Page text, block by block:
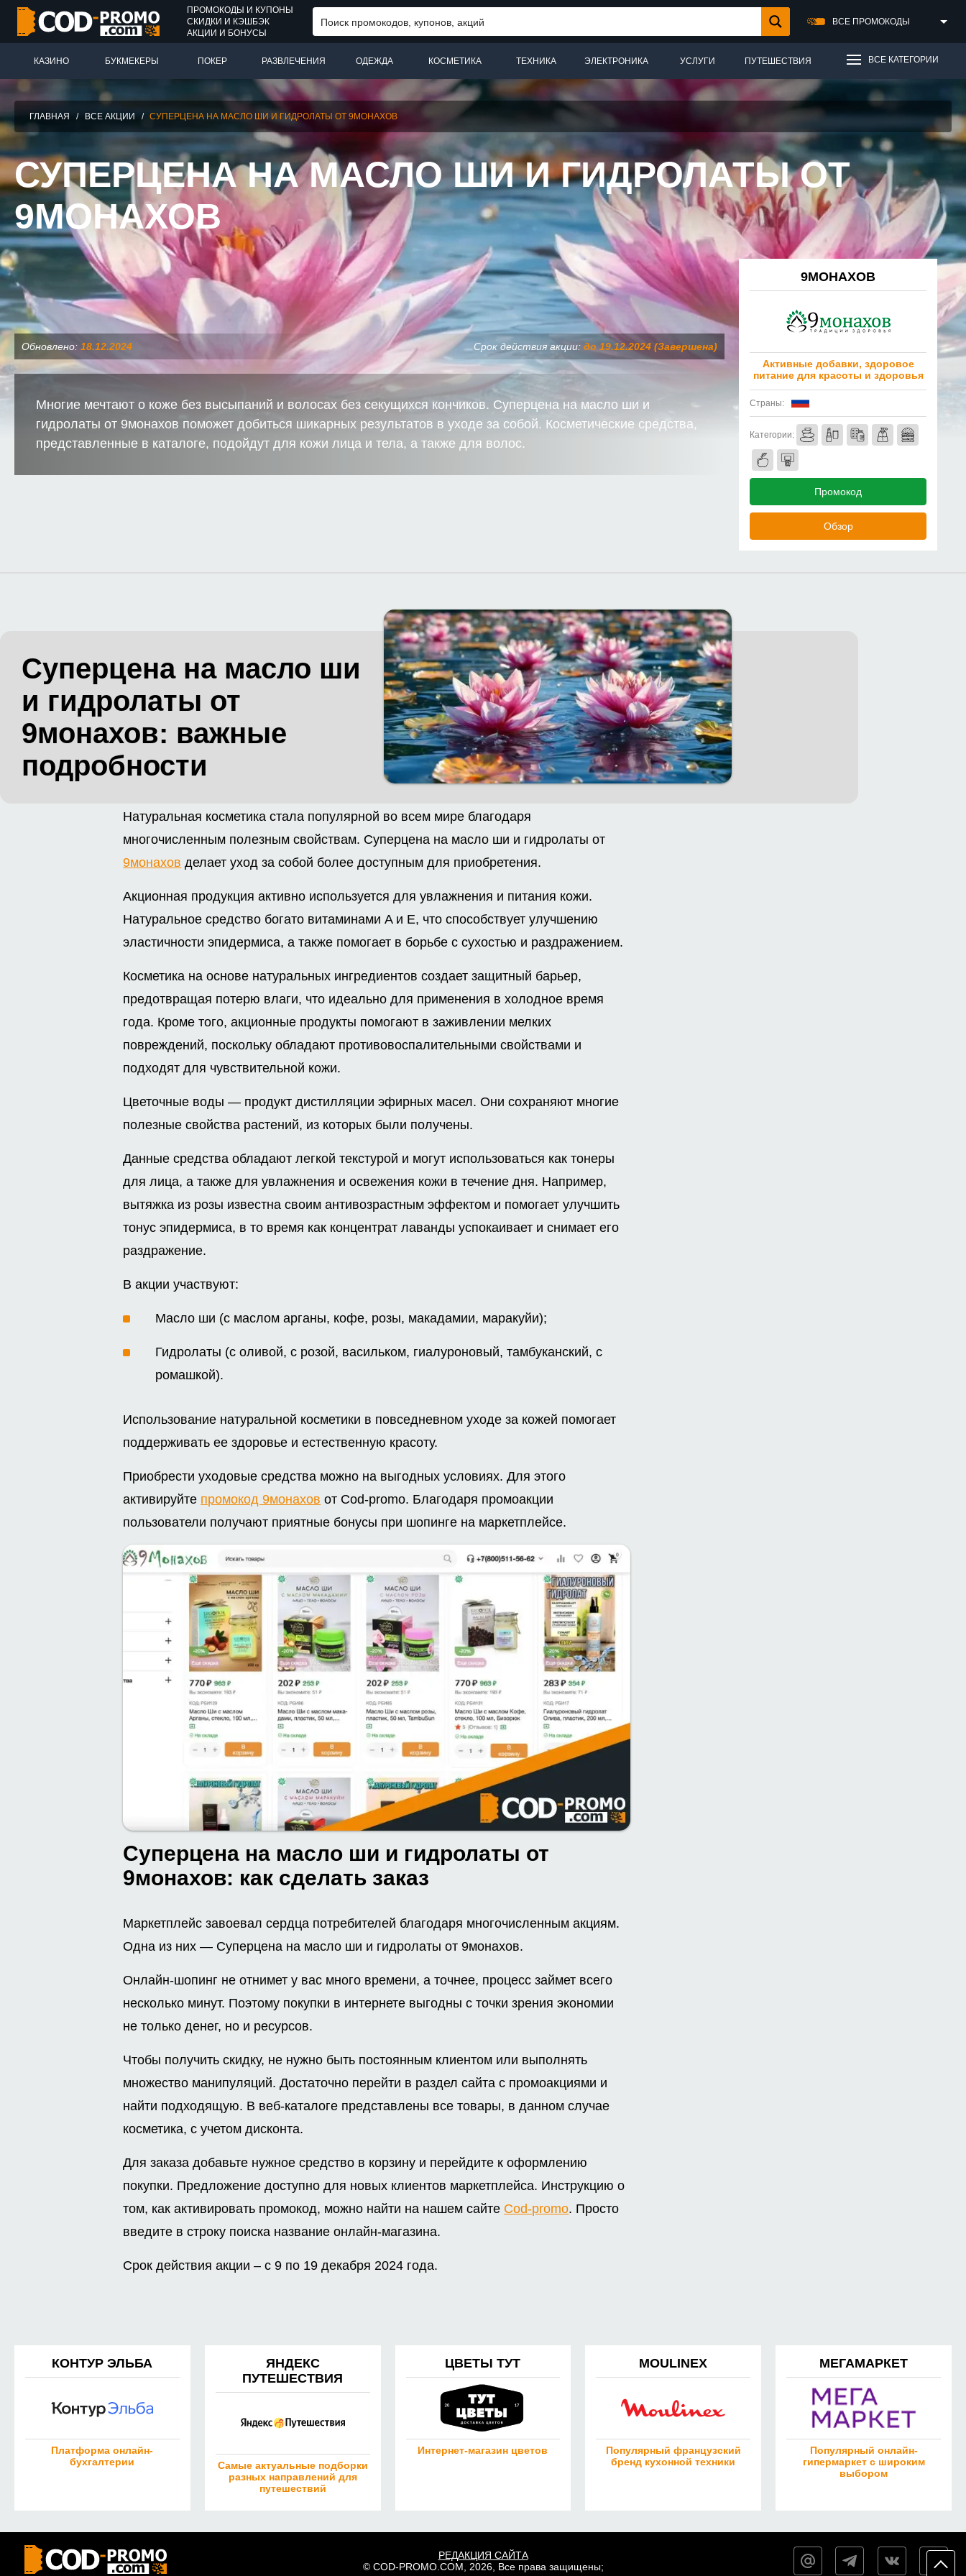
ПРОМОКОДЫ И КУПОНЫ
СКИДКИ И КЭШБЭК
АКЦИИ И БОНУСЫ
ВСЕ ПРОМОКОДЫ
ВСЕ КАТЕГОРИИ
КАЗИНО БУКМЕКЕРЫ ПОКЕР РАЗВЛЕЧЕНИЯ ОДЕЖДА КОСМЕТИКА ТЕХНИКА ЭЛЕКТРОНИКА УСЛУГИ ПУТЕШЕСТВИЯ
ГЛАВНАЯ / ВСЕ АКЦИИ / СУПЕРЦЕНА НА МАСЛО ШИ И ГИДРОЛАТЫ ОТ 9МОНАХОВ
СУПЕРЦЕНА НА МАСЛО ШИ И ГИДРОЛАТЫ ОТ
9МОНАХОВ
Обновлено: 18.12.2024 Срок действия акции: до 19.12.2024 (Завершена)
Многие мечтают о коже без высыпаний и волосах без секущихся кончиков. Суперцена на масло ши и
гидролаты от 9монахов поможет добиться шикарных результатов в уходе за собой. Косметические средства,
представленные в каталоге, подойдут для кожи лица и тела, а также для волос.
9МОНАХОВ
Активные добавки, здоровое
питание для красоты и здоровья
Страны:
Категории:
Промокод
Обзор
Суперцена на масло ши
и гидролаты от
9монахов: важные
подробности
Натуральная косметика стала популярной во всем мире благодаря
многочисленным полезным свойствам. Суперцена на масло ши и гидролаты от
9монахов делает уход за собой более доступным для приобретения.
Акционная продукция активно используется для увлажнения и питания кожи.
Натуральное средство богато витаминами A и E, что способствует улучшению
эластичности эпидермиса, а также помогает в борьбе с сухостью и раздражением.
Косметика на основе натуральных ингредиентов создает защитный барьер,
предотвращая потерю влаги, что идеально для применения в холодное время
года. Кроме того, акционные продукты помогают в заживлении мелких
повреждений, поскольку обладают противовоспалительными свойствами и
подходят для чувствительной кожи.
Цветочные воды — продукт дистилляции эфирных масел. Они сохраняют многие
полезные свойства растений, из которых были получены.
Данные средства обладают легкой текстурой и могут использоваться как тонеры
для лица, а также для увлажнения и освежения кожи в течение дня. Например,
вытяжка из розы известна своим антивозрастным эффектом и помогает улучшить
тонус эпидермиса, в то время как концентрат лаванды успокаивает и снимает его
раздражение.
В акции участвуют:
Масло ши (с маслом арганы, кофе, розы, макадамии, маракуйи);
Гидролаты (с оливой, с розой, васильком, гиалуроновый, тамбуканский, с
ромашкой).
Использование натуральной косметики в повседневном уходе за кожей помогает
поддерживать ее здоровье и естественную красоту.
Приобрести уходовые средства можно на выгодных условиях. Для этого
активируйте промокод 9монахов от Cod-promo. Благодаря промоакции
пользователи получают приятные бонусы при шопинге на маркетплейсе.
Суперцена на масло ши и гидролаты от
9монахов: как сделать заказ
Маркетплейс завоевал сердца потребителей благодаря многочисленным акциям.
Одна из них — Суперцена на масло ши и гидролаты от 9монахов.
Онлайн-шопинг не отнимет у вас много времени, а точнее, процесс займет всего
несколько минут. Поэтому покупки в интернете выгодны с точки зрения экономии
не только денег, но и ресурсов.
Чтобы получить скидку, не нужно быть постоянным клиентом или выполнять
множество манипуляций. Достаточно перейти в раздел сайта с промоакциями и
найти подходящую. В веб-каталоге представлены все товары, в данном случае
косметика, с учетом дисконта.
Для заказа добавьте нужное средство в корзину и перейдите к оформлению
покупки. Предложение доступно для новых клиентов маркетплейса. Инструкцию о
том, как активировать промокод, можно найти на нашем сайте Cod-promo. Просто
введите в строку поиска название онлайн-магазина.
Срок действия акции – с 9 по 19 декабря 2024 года.
КОНТУР ЭЛЬБА
Платформа онлайн-
бухгалтерии
ЯНДЕКС
ПУТЕШЕСТВИЯ
Самые актуальные подборки
разных направлений для
путешествий
ЦВЕТЫ ТУТ
Интернет-магазин цветов
MOULINEX
Популярный французский
бренд кухонной техники
МЕГАМАРКЕТ
Популярный онлайн-
гипермаркет с широким
выбором
РЕДАКЦИЯ САЙТА
© COD-PROMO.COM, 2026, Все права защищены;